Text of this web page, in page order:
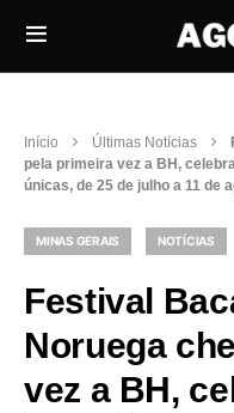
Início Últimas Notícias
pela primeira vez a BH,
únicas, de 25 de julho a 11 de
MINAS GERAIS NOTÍCIAS
Festival
Noruega
vez a BH,